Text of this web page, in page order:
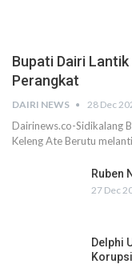
Bupati Dairi
Perangkat
DAIRI NEWS 28 Dec
Dairinews.co-Sidikalang
Keleng Ate Berutu
Ruben
27 Dec
Delphi